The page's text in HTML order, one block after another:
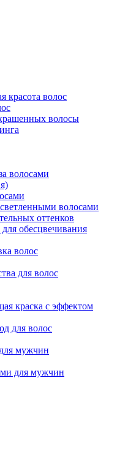
красота волос
волосы
волосами
волосами
оттенков
обесцвечивания
волос
для волос
краска с эффектом
для волос
мужчин
для мужчин